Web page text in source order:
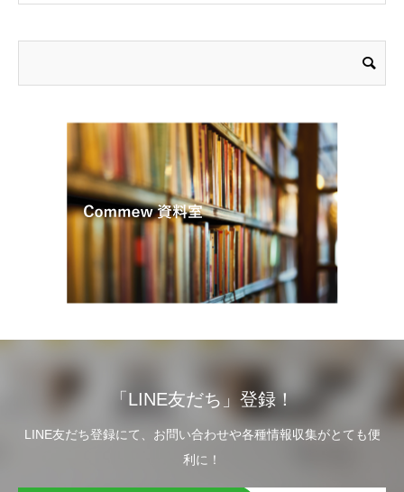
「LINE友だち」登録！
LINE友だち登録にて、お問い合わせや各種情報収集がとても便
利に！